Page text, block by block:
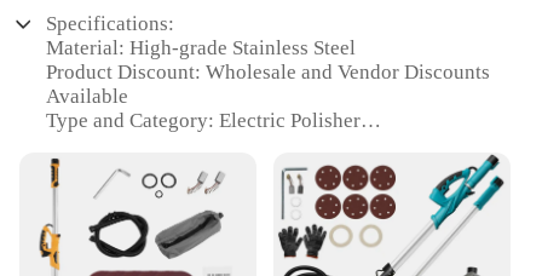
Specifications:
Material: High-grade Stainless Steel
Product Discount: Wholesale and Vendor Discounts
Available
Type and Category: Electric Polisher
Usage and Purpose: For Various Polishing and
Buffing Tasks
Performance and Property: Powerful Motor with
Adjustable Speed Settings
Parts and Accessories: Comes with Multiple